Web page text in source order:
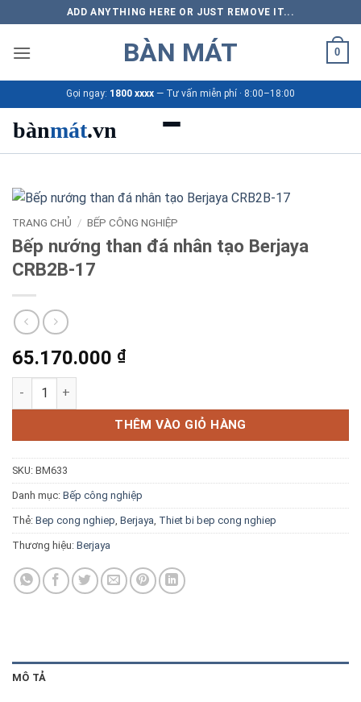
qua
nội
ADD ANYTHING HERE OR JUST REMOVE IT...
BÀN MÁT 0
Gọi ngay: 1800 xxxx — Tư vấn miễn phí · 8:00–18:00
bànmát.vn
Sản phẩm
Thương hiệu
Bảng giá 2026
Ứng dụng
Blog kiến thức
TRANG CHỦ / BẾP CÔNG NGHIỆP
Bếp nướng than đá nhân tạo Berjaya
CRB2B-17
65.170.000 ₫
Bếp nướng than đá nhân tạo Berjaya CRB2B-17 số lượng
THÊM VÀO GIỎ HÀNG
SKU: BM633
Danh mục: Bếp công nghiệp
Thẻ: Bep cong nghiep Berjaya Thiet bi bep cong nghiep
Thương hiệu: Berjaya
MÔ TẢ